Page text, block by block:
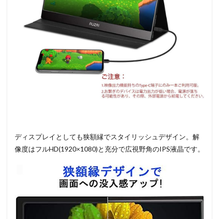
ディスプレイとしても狭額縁でスタイリッシュデザイン。解
像度はフルHD(1920×1080)と充分で広視野角のIPS液晶です。